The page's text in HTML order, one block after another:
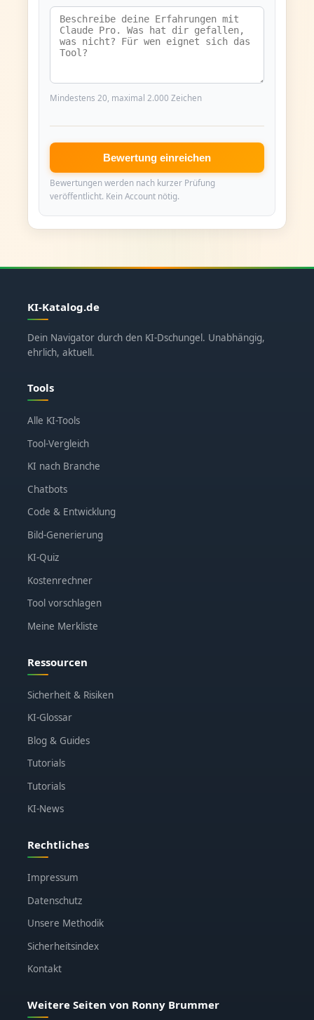
Mindestens 20, maximal 2.000 Zeichen
Bewertung einreichen
Bewertungen werden nach kurzer Prüfung
veröffentlicht. Kein Account nötig.
KI-Katalog.de
Dein Navigator durch den KI-Dschungel. Unabhängig,
ehrlich, aktuell.
Tools
Alle KI-Tools
Tool-Vergleich
KI nach Branche
Chatbots
Code & Entwicklung
Bild-Generierung
KI-Quiz
Kostenrechner
Tool vorschlagen
Meine Merkliste
Ressourcen
Sicherheit & Risiken
KI-Glossar
Blog & Guides
Tutorials
Tutorials
KI-News
Rechtliches
Impressum
Datenschutz
Unsere Methodik
Sicherheitsindex
Kontakt
Weitere Seiten von Ronny Brummer